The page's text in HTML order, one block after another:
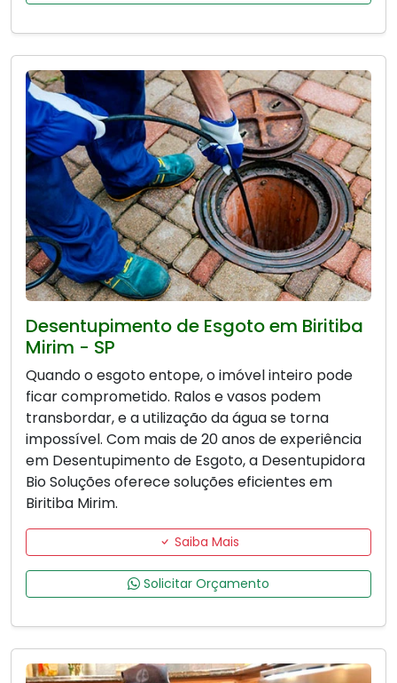
Desentupimento de Esgoto em Biritiba
Mirim - SP
Quando o esgoto entope, o imóvel inteiro pode
ficar comprometido. Ralos e vasos podem
transbordar, e a utilização da água se torna
impossível. Com mais de 20 anos de experiência
em Desentupimento de Esgoto, a Desentupidora
Bio Soluções oferece soluções eficientes em
Biritiba Mirim.
Saiba Mais
Solicitar Orçamento